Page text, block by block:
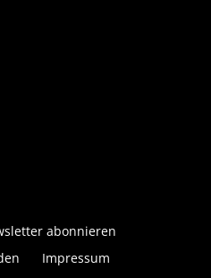
abonnieren
Impressum